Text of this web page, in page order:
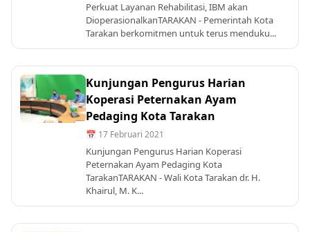
Perkuat Layanan Rehabilitasi, IBM akan
DioperasionalkanTARAKAN - Pemerintah Kota
Tarakan berkomitmen untuk terus menduku...
Kunjungan Pengurus Harian
Koperasi Peternakan Ayam
Pedaging Kota Tarakan
📅 17 Februari 2021
Kunjungan Pengurus Harian Koperasi
Peternakan Ayam Pedaging Kota
TarakanTARAKAN - Wali Kota Tarakan dr. H.
Khairul, M. K...